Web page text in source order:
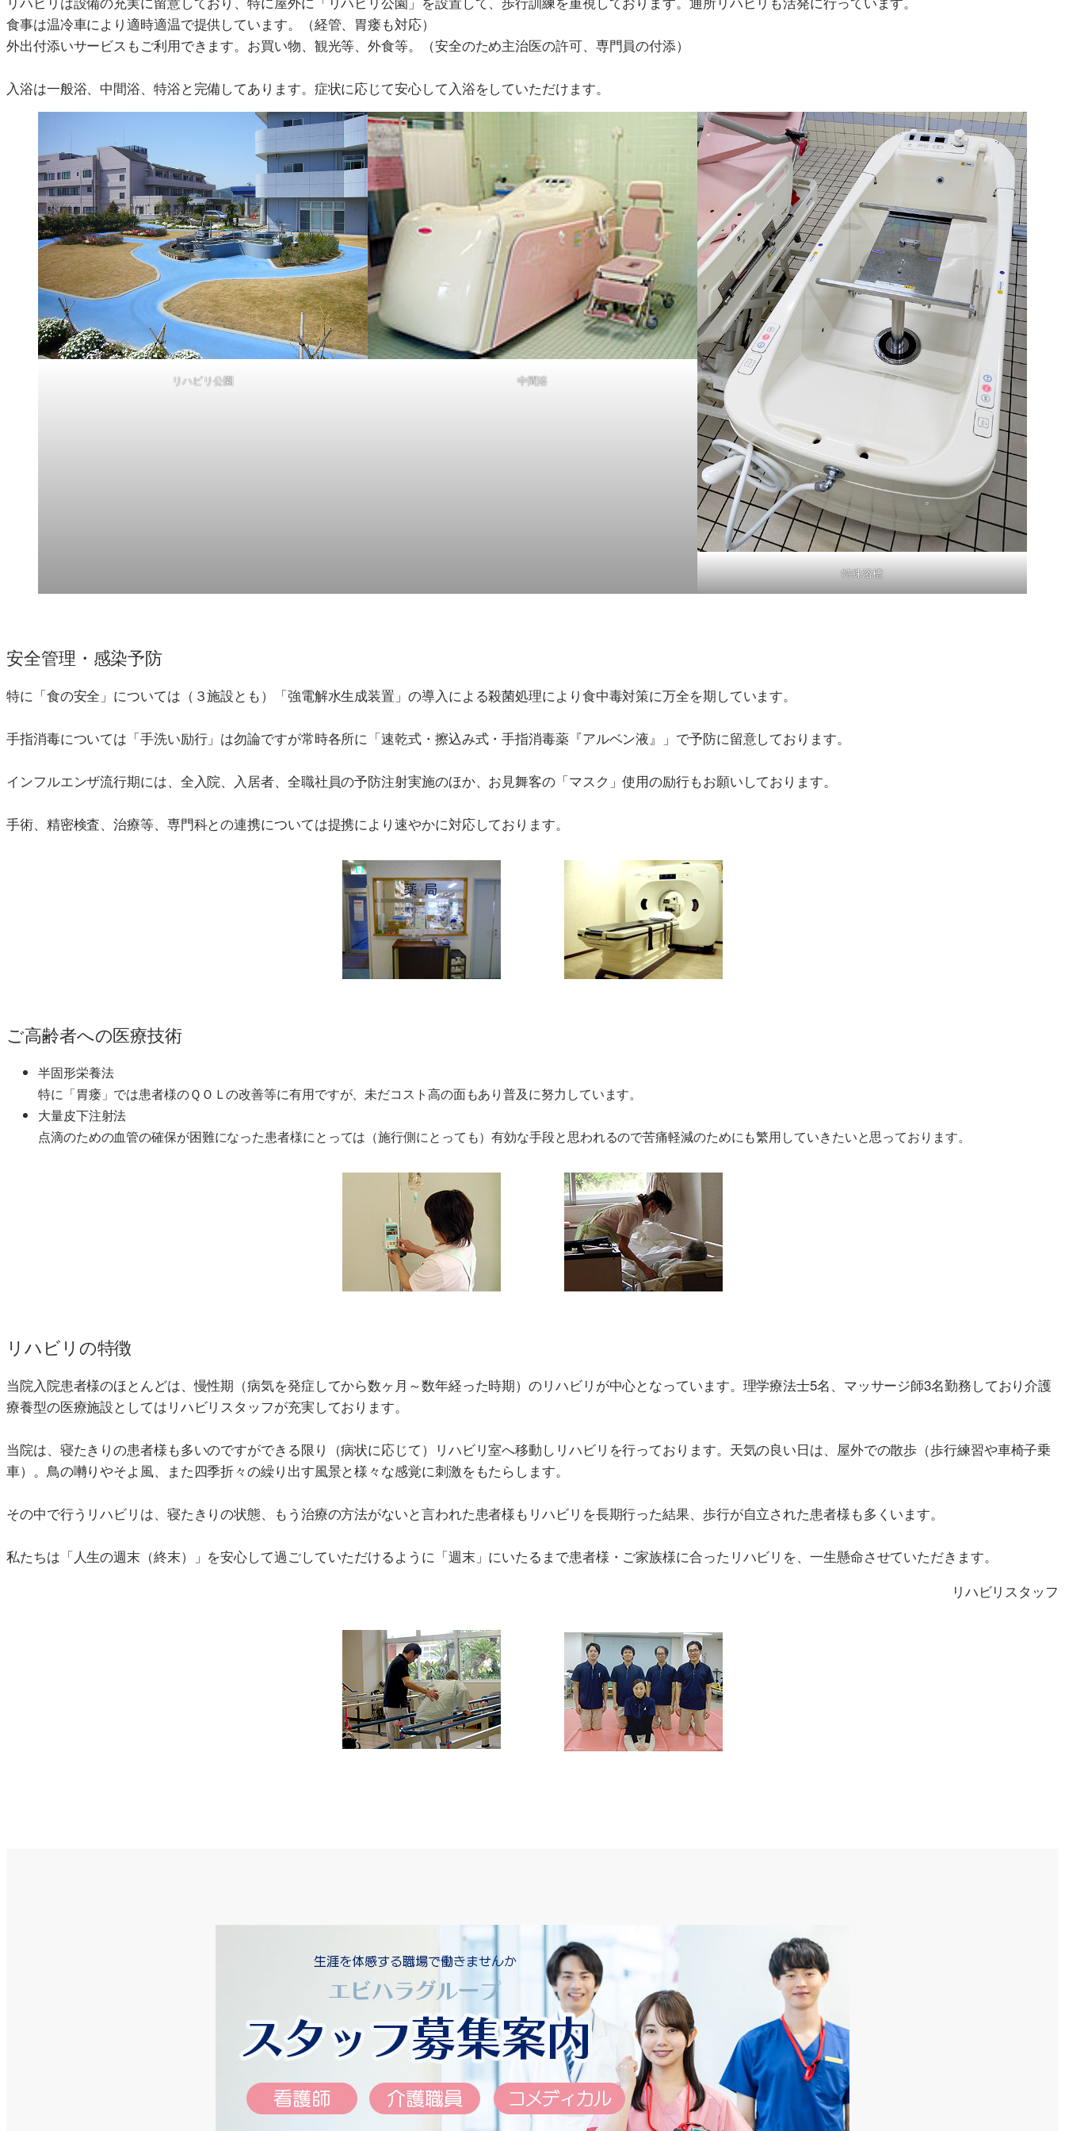
食事は温冷車により適時適温で提供しています。（経管、胃瘘も対応）
外出付添いサービスもご利用できます。お買い物、観光等、外食等。（安全のため主治医の許可、専門員の付添）
入浴は一般浴、中間浴、特浴と完備してあります。症状に応じて安心して入浴をしていただけます。
リハビリ公園 中間浴
特殊浴槽
安全管理・感染予防
特に「食の安全」については（３施設とも）「強電解水生成装置」の導入による殺菌処理により食中毒対策に万全を期しています。
手指消毒については「手洗い励行」は勿論ですが常時各所に「速乾式・擦込み式・手指消毒薬『アルベン液』」で予防に留意しております。
インフルエンザ流行期には、全入院、入居者、全職社員の予防注射実施のほか、お見舞客の「マスク」使用の励行もお願いしております。
手術、精密検査、治療等、専門科との連携については提携により速やかに対応しております。
ご高齢者への医療技術
半固形栄養法
特に「胃瘘」では患者様のＱＯＬの改善等に有用ですが、未だコスト高の面もあり普及に努力しています。
大量皮下注射法
点滴のための血管の確保が困難になった患者様にとっては（施行側にとっても）有効な手段と思われるので苦痛軽減のためにも繁用していきたいと思っております。
リハビリの特徴
当院入院患者様のほとんどは、慢性期（病気を発症してから数ヶ月～数年経った時期）のリハビリが中心となっています。理学療法士5名、マッサージ師3名勤務しており介護
療養型の医療施設としてはリハビリスタッフが充実しております。
当院は、寝たきりの患者様も多いのですができる限り（病状に応じて）リハビリ室へ移動しリハビリを行っております。天気の良い日は、屋外での散歩（歩行練習や車椅子乗
車）。鳥の囀りやそよ風、また四季折々の繰り出す風景と様々な感覚に刺激をもたらします。
その中で行うリハビリは、寝たきりの状態、もう治療の方法がないと言われた患者様もリハビリを長期行った結果、歩行が自立された患者様も多くいます。
私たちは「人生の週末（終末）」を安心して過ごしていただけるように「週末」にいたるまで患者様・ご家族様に合ったリハビリを、一生懸命させていただきます。
リハビリスタッフ